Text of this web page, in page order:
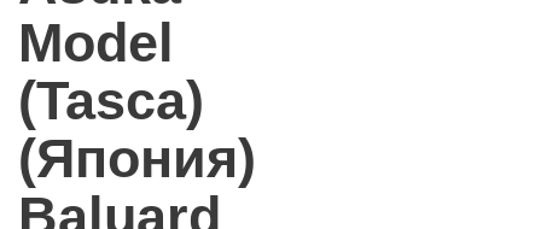
Model
(Tasca)
(Япония)
Baluard